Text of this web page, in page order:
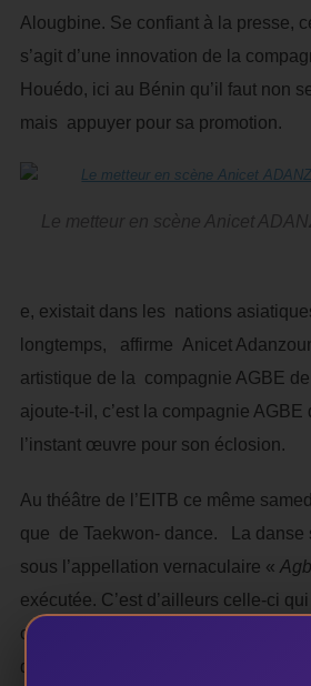
Alougbine. Se confiant à la presse,
s’agit d’une innovation de la
Houédo, ici au Bénin qu’il faut non
mais appuyer pour sa promotion.
Le metteur en scène Anicet
e, existait dans les nations
longtemps, affirme Anicet
artistique de la compagnie AGBE
ajoute-t-il, c’est la compagnie
l’instant œuvre pour son éclosion.
Au théâtre de l’EITB ce même
que de Taekwon- dance. La danse
sous l’appellation vernaculaire «
exécutée. C’est d’ailleurs celle-ci
compagnie d’Anicet Adanzounon.
de l’EITB étaient apposés trois